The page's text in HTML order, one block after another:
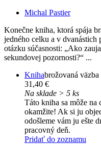
Michal Pastier
Konečne kniha, ktorá spája
jedného celku a v dvanástich
otázku súčasnosti: „Ako
sekundovej pozornosti?“ ...
Knihabrožovaná väzba
31,40 €
Na sklade > 5 ks
Táto kniha sa môže
okamžite! Ak si ju
odošleme vám ju ešte
pracovný deň.
Pridať do zoznamu